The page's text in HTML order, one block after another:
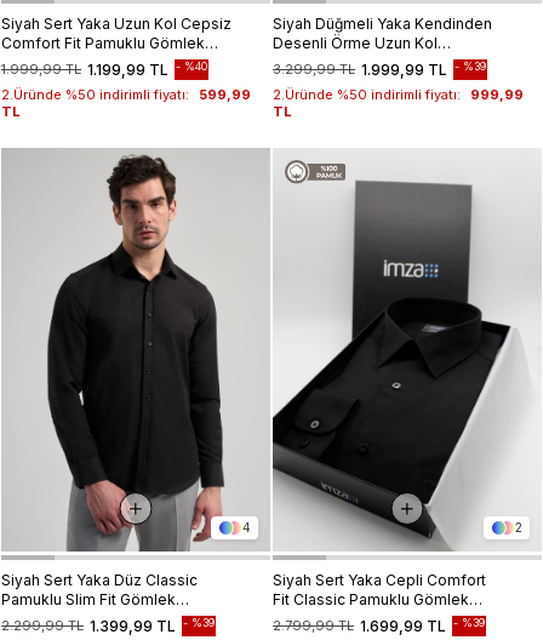
Siyah Sert Yaka Uzun Kol Cepsiz
Comfort Fit Pamuklu Gömlek
10042552871.199,99 TL
1.999,99 TL %40
2.Üründe %50 indirimli fiyatı:
599,99
TL
Siyah Düğmeli Yaka Kendinden
Desenli Örme Uzun Kol
Performans Ürün Slim Fit %100
Pamuk Gömlek 1004255272
1.999,99 TL
3.299,99 TL %39
2.Üründe %50 indirimli fiyatı:
999,99
TL
4
Siyah Sert Yaka Düz Classic
Pamuklu Slim Fit Gömlek
1004250214 1.399,99 TL
2.299,99 TL %39
2
Siyah Sert Yaka Cepli Comfort
Fit Classic Pamuklu Gömlek
10042553231.699,99 TL
2.799,99 TL %39